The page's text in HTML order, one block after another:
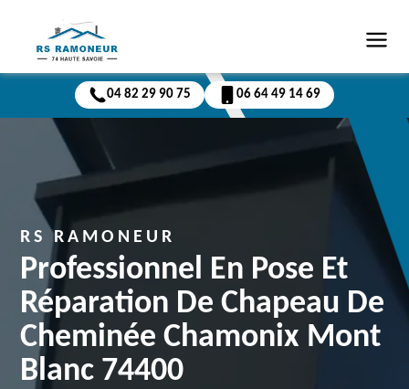
04 82 29 90 75 06 64 49 14 69
RS RAMONEUR
Professionnel En Pose Et
Réparation De Chapeau De
Cheminée Chamonix Mont
Blanc 74400